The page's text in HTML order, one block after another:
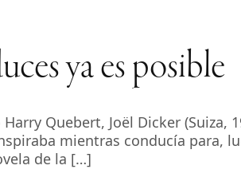
ya es posible
Quebert, Joël Dicker (Suiza,
mientras conducía para,
de la […]